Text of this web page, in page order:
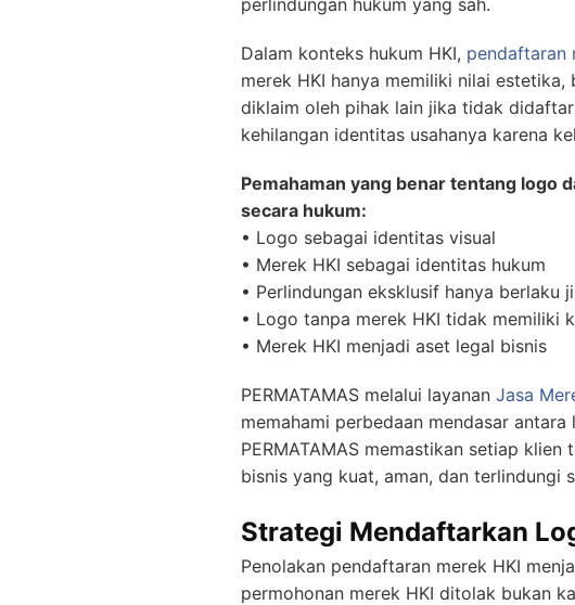
perlindungan hukum yang sah.
Dalam konteks hukum HKI, pendaftaran
merek HKI hanya memiliki nilai
diklaim oleh pihak lain jika tidak
kehilangan identitas usahanya karena
Pemahaman yang benar tentang logo
secara hukum:
• Logo sebagai identitas visual
• Merek HKI sebagai identitas hukum
• Perlindungan eksklusif hanya berlaku
• Logo tanpa merek HKI tidak memiliki
• Merek HKI menjadi aset legal bisnis
PERMATAMAS melalui layanan Jasa
memahami perbedaan mendasar
PERMATAMAS memastikan setiap
bisnis yang kuat, aman, dan terlindungi
Strategi Mendaftarkan
Penolakan pendaftaran merek HKI
permohonan merek HKI ditolak bukan